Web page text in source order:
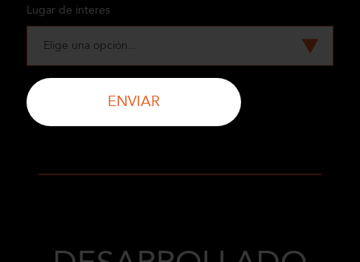
Lugar de interes
ENVIAR